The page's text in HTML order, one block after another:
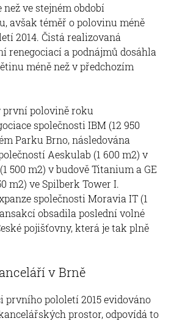
ve stejném období
avšak téměř o polovinu méně
2014. Čistá realizovaná
renegociací a podnájmů dosáhla
méně než v předchozím
polovině roku
společnosti IBM (12 950
Parku Brno, následována
Aeskulab (1 600 m2) v
500 m2) v budově Titanium a GE
m2) ve Spilberk Tower I.
společnosti Moravia IT (1
obsadila poslední volné
pojišťovny, která je tak plně
v Brně
prvního pololetí 2015 evidováno
prostor, odpovídá to